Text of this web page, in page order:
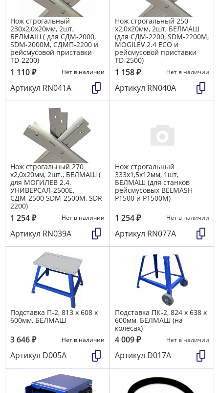
Нож строгальный
230х2,0х20мм, 2шт,
БЕЛМАШ ( для СДМ-2000,
SDM-2000M, СДМП-2200 и
рейсмусовой приставки
TD-2200)
1 110₽ Нет в наличии
Артикул RN041A
Нож строгальный 250
х2,0х20мм, 2шт, БЕЛМАШ
(для СДМ-2200, SDM-2200M,
MOGILEV 2.4 ECO и
рейсмусовой приставки
TD-2500)
1 158₽ Нет в наличии
Артикул RN040A
Нож строгальный 270
х2,0х20мм, 2шт., БЕЛМАШ (
для МОГИЛЕВ 2.4,
УНИВЕРСАЛ-2500Е,
СДМ-2500 SDM-2500М, SDR-
2200)
1 254₽ Нет в наличии
Артикул RN039A
Нож строгальный
333х1,5х12мм, 1шт,
БЕЛМАШ (для станков
рейсмусовых BELMASH
P1500 и P1500M)
1 254₽ Нет в наличии
Артикул RN077A
Подставка П-2, 813 х 608 х
600мм, БЕЛМАШ
3 646₽ Нет в наличии
Артикул D005A
Подставка ПК-2, 824 х 638 х
600мм, БЕЛМАШ (на
колесах)
4 009₽ Нет в наличии
Артикул D017A